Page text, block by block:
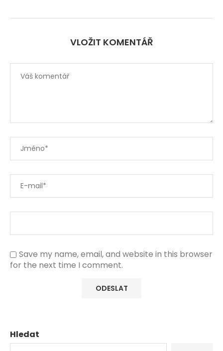
VLOŽIT KOMENTÁŘ
Save my name, email, and website in this browser
for the next time I comment.
Hledat